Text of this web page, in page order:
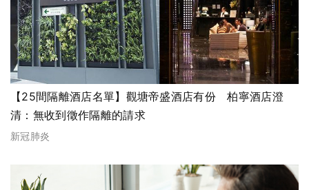
【25間隔離酒店名單】觀塘帝盛酒店有份 柏寧酒店澄
清：無收到徵作隔離的請求
新冠肺炎